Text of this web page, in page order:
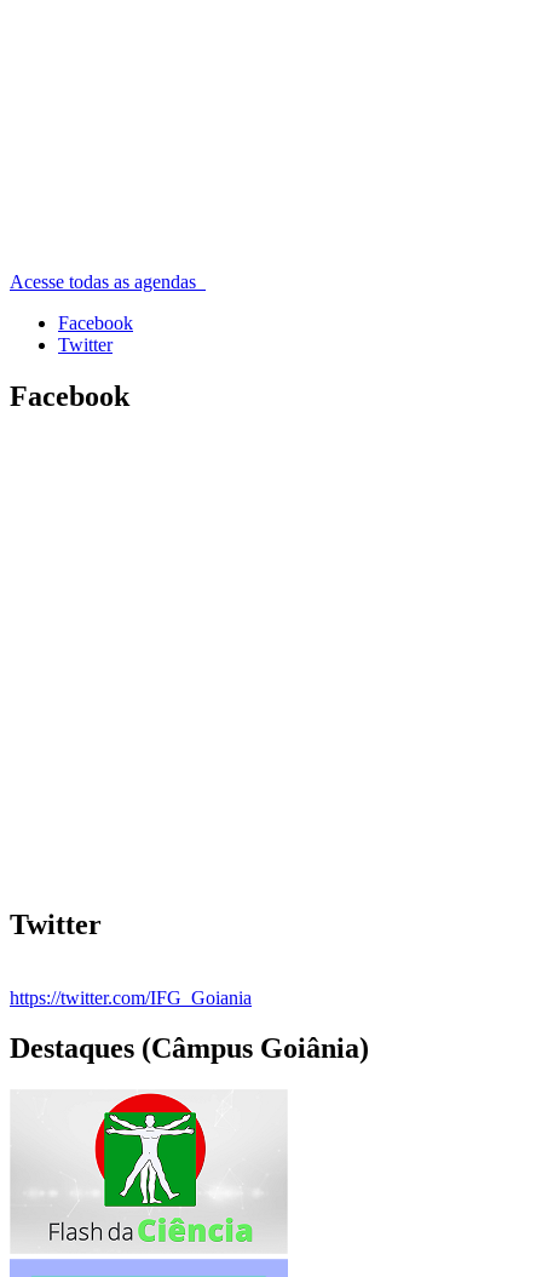
Acesse todas as agendas
Facebook
Twitter
Facebook
Twitter
https://twitter.com/IFG_Goiania
Destaques (Câmpus Goiânia)